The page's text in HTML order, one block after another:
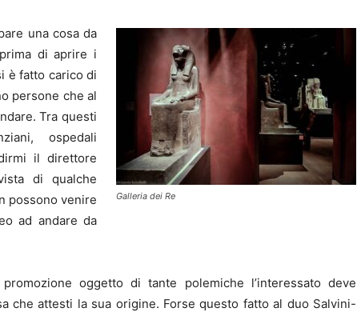
Galleria dei Re
una cosa da
di aprire i
è fatto carico di
persone che al
Tra questi
ospedali
il direttore
di qualche
possono venire
ad andare da
oggetto di tante polemiche l’interessato deve
che attesti la sua origine. Forse questo fatto al duo Salvini-